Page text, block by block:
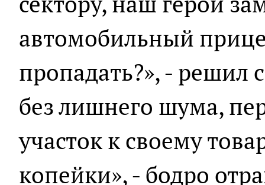
автомобильный
пропадать?», - решил
без лишнего шума,
участок к своему
копейки», - бодро